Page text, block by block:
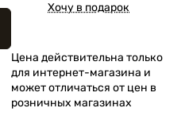
Хочу в подарок
Цена действительна только
для интернет-магазина и
может отличаться от цен в
розничных магазинах